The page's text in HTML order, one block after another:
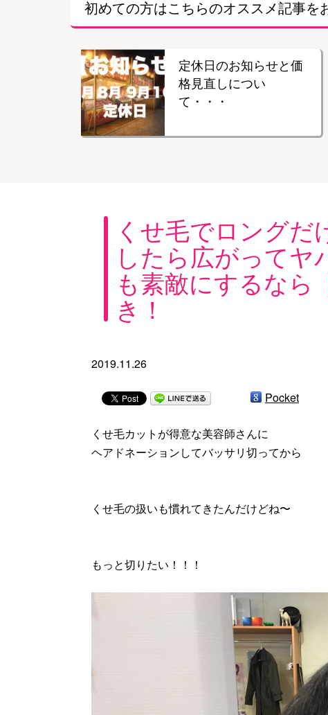
初めての方はこちらのオススメ記事を
定休日のお知らせと価
格見直しについ
て・・・
くせ毛でロングだ
したら広がってヤ
も素敵にするなら
き！
2019.11.26
Pocket
くせ毛カットが得意な美容師さんに
ヘアドネーションしてバッサリ切ってから
くせ毛の扱いも慣れてきたんだけどね〜
もっと切りたい！！！